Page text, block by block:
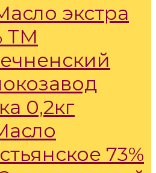
экстра
ТМ
0,2кг
73%